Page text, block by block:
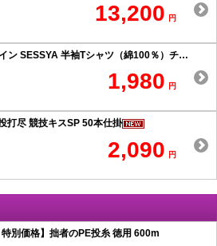
13,200 円
Newロゴデザイン SESSYA 半袖Tシャツ（綿100％）チャコール
1,980 円
尽 競技キスSP 50本仕掛
2,090 円
特別価格】拙者のPE投糸 徳用 600m